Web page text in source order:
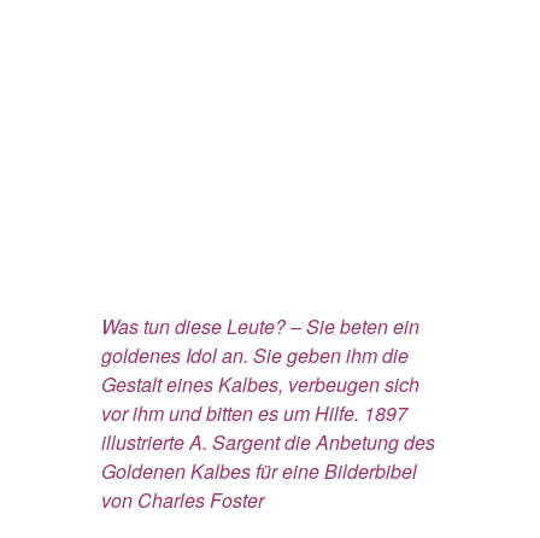
Was tun diese Leute? – Sie beten ein
goldenes Idol an. Sie geben ihm die
Gestalt eines Kalbes, verbeugen sich
vor ihm und bitten es um Hilfe. 1897
illustrierte A. Sargent die Anbetung des
Goldenen Kalbes für eine Bilderbibel
von Charles Foster